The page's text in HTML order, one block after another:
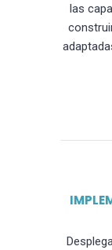
las